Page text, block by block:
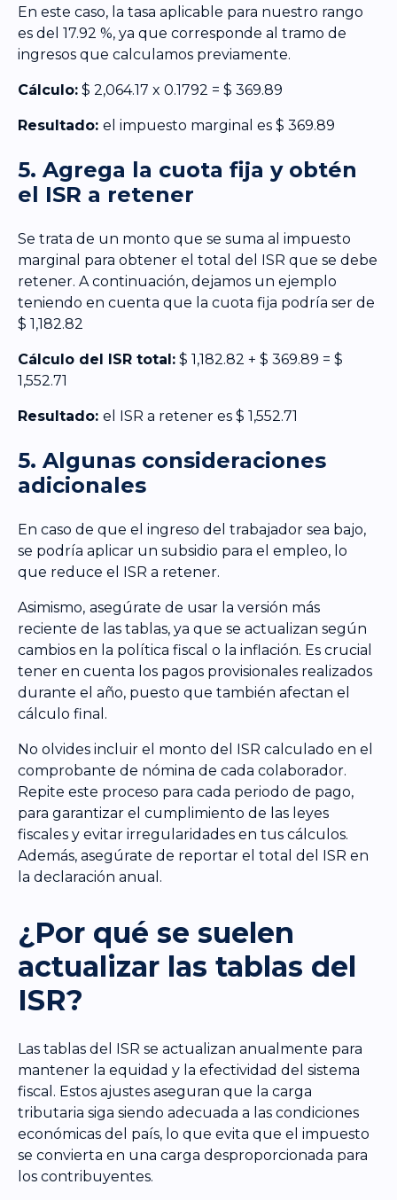
En este caso, la tasa aplicable para nuestro rango
es del 17.92 %, ya que corresponde al tramo de
ingresos que calculamos previamente.
Cálculo: $ 2,064.17 x 0.1792 = $ 369.89
Resultado: el impuesto marginal es $ 369.89
5. Agrega la cuota fija y obtén
el ISR a retener
Se trata de un monto que se suma al impuesto
marginal para obtener el total del ISR que se debe
retener. A continuación, dejamos un ejemplo
teniendo en cuenta que la cuota fija podría ser de
$ 1,182.82
Cálculo del ISR total: $ 1,182.82 + $ 369.89 = $
1,552.71
Resultado: el ISR a retener es $ 1,552.71
5. Algunas consideraciones
adicionales
En caso de que el ingreso del trabajador sea bajo,
se podría aplicar un subsidio para el empleo, lo
que reduce el ISR a retener.
Asimismo, asegúrate de usar la versión más
reciente de las tablas, ya que se actualizan según
cambios en la política fiscal o la inflación. Es crucial
tener en cuenta los pagos provisionales realizados
durante el año, puesto que también afectan el
cálculo final.
No olvides incluir el monto del ISR calculado en el
comprobante de nómina de cada colaborador.
Repite este proceso para cada periodo de pago,
para garantizar el cumplimiento de las leyes
fiscales y evitar irregularidades en tus cálculos.
Además, asegúrate de reportar el total del ISR en
la declaración anual.
¿Por qué se suelen
actualizar las tablas del
ISR?
Las tablas del ISR se actualizan anualmente para
mantener la equidad y la efectividad del sistema
fiscal. Estos ajustes aseguran que la carga
tributaria siga siendo adecuada a las condiciones
económicas del país, lo que evita que el impuesto
se convierta en una carga desproporcionada para
los contribuyentes.